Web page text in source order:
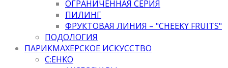
ОГРАНИЧЕННАЯ СЕРИЯ
ПИЛИНГ
ФРУКТОВАЯ ЛИНИЯ – "CHEEKY FRUITS"
ПОДОЛОГИЯ
ПАРИКМАХЕРСКОЕ ИСКУССТВО
C:EHKO